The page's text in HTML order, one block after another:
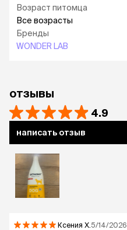
Возраст питомца
Все возрасты
Бренды
WONDER LAB
отзывы
4.9
написать отзыв
Ксения Х. 5/14/2026